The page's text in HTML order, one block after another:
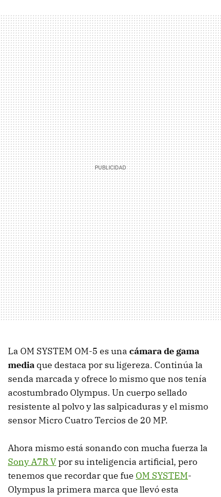
La OM SYSTEM OM-5 es una cámara de gama
media que destaca por su ligereza. Continúa la
senda marcada y ofrece lo mismo que nos tenía
acostumbrado Olympus. Un cuerpo sellado
resistente al polvo y las salpicaduras y el mismo
sensor Micro Cuatro Tercios de 20 MP.
Ahora mismo está sonando con mucha fuerza la
Sony A7R Vpor su inteligencia artificial, pero
tenemos que recordar que fue OM SYSTEM-
Olympus la primera marca que llevó esta